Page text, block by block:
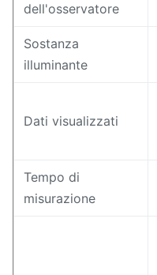
dell'osservatore
Sostanza
illuminante
Dati visualizzati
Tempo di
misurazione